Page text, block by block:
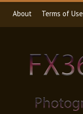
About Terms of Use